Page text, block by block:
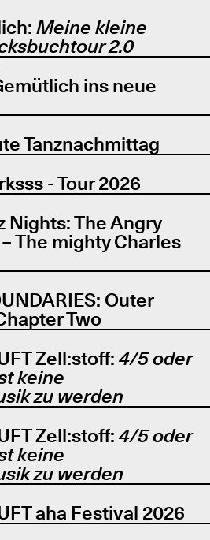
Meine kleine
2.0
ins neue
Tanznachmittag
- Tour 2026
Nights: The Angry
The mighty Charles
Outer
Two
Zell:stoff: 4/5 oder
keine
zu werden
Zell:stoff: 4/5 oder
keine
zu werden
aha Festival 2026